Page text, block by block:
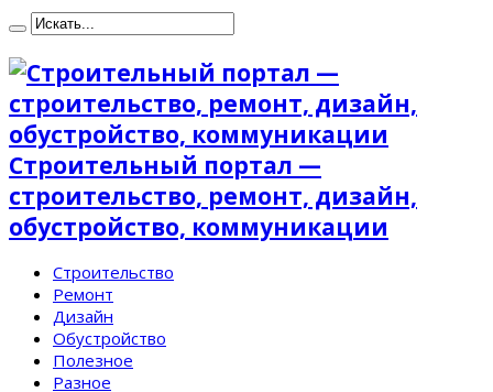
Строительный портал —
строительство, ремонт, дизайн,
обустройство, коммуникации
Строительство
Ремонт
Дизайн
Обустройство
Полезное
Разное